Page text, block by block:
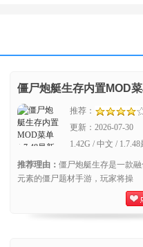
僵尸炮艇生存内置MOD
推荐：
更新： 2026-07-30
1.42G / 中文 /
推荐理由： 僵尸炮艇生存是一款
元素的僵尸题材手游，玩家将操